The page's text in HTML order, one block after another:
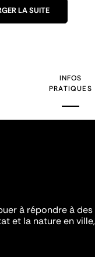
LA SUITE
INFOS
PRATIQUES
à répondre à
et la nature en